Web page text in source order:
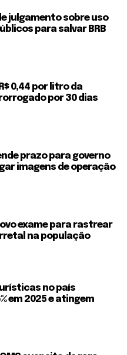
julgamento sobre uso
para salvar BRB
0,44 por litro da
por 30 dias
prazo para governo
imagens de operação
exame para rastrear
na população
no país
em 2025 e atingem